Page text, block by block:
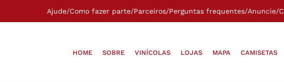
Ajude/Como fazer parte/Parceiros/Perguntas frequentes/Anuncie/
HOME SOBRE VINÍCOLAS LOJAS MAPA CAMISETAS